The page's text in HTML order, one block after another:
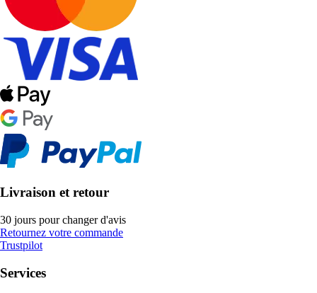
Livraison et retour
30 jours pour changer d'avis
Retournez votre commande
Trustpilot
Services